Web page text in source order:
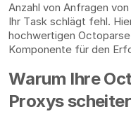
Anzahl von Anfragen
Ihr Task schlägt fehl.
hochwertigen
Komponente für den
Warum Ihre
Proxys